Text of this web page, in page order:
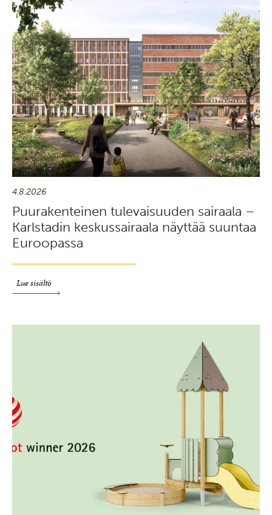
4.8.2026
Puurakenteinen tulevaisuuden sairaala –
Karlstadin keskussairaala näyttää suuntaa
Euroopassa
Lue sisältö